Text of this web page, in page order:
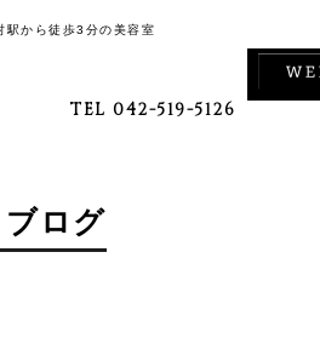
から徒歩3分の美容室
TEL 042-519-5126
ログ